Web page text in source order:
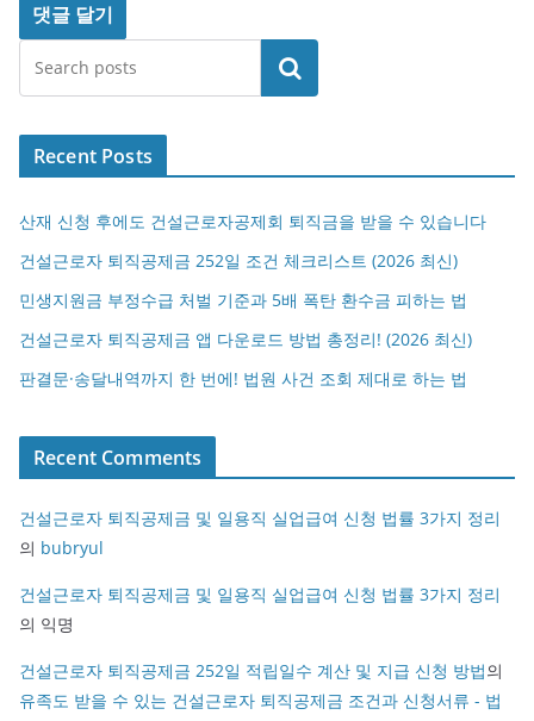
검색
Recent Posts
산재 신청 후에도 건설근로자공제회 퇴직금을 받을 수 있습니다
건설근로자 퇴직공제금 252일 조건 체크리스트 (2026 최신)
민생지원금 부정수급 처벌 기준과 5배 폭탄 환수금 피하는 법
건설근로자 퇴직공제금 앱 다운로드 방법 총정리! (2026 최신)
판결문·송달내역까지 한 번에! 법원 사건 조회 제대로 하는 법
Recent Comments
건설근로자 퇴직공제금 및 일용직 실업급여 신청 법률 3가지 정리
의 bubryul
건설근로자 퇴직공제금 및 일용직 실업급여 신청 법률 3가지 정리
의 익명
건설근로자 퇴직공제금 252일 적립일수 계산 및 지급 신청 방법의
유족도 받을 수 있는 건설근로자 퇴직공제금 조건과 신청서류 - 법